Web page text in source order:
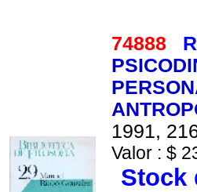
74888
1991,
Valor : $
Stock